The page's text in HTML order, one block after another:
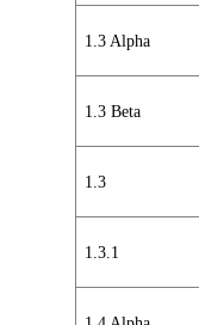
1.3 Alpha
1.3 Beta
1.3
1.3.1